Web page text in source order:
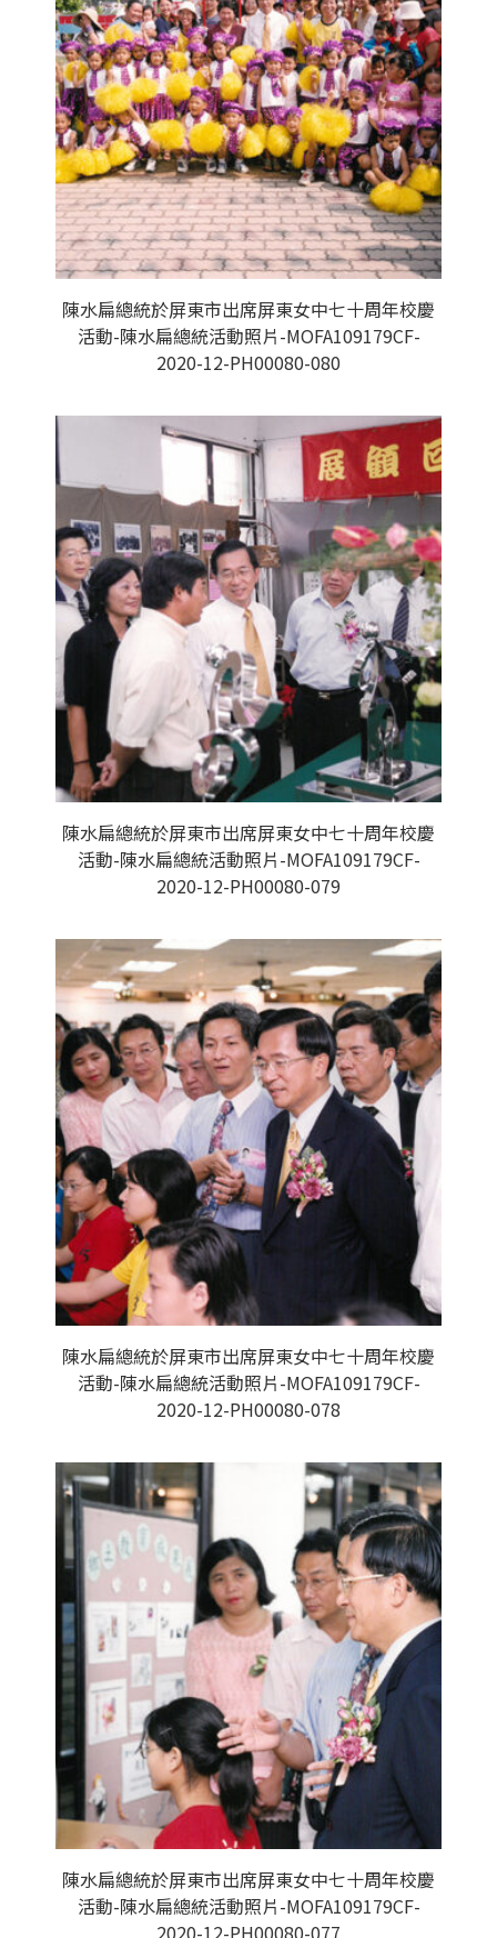
陳水扁總統於屏東市出席屏東女中七十周年校慶
活動-陳水扁總統活動照片-MOFA109179CF-
2020-12-PH00080-080
陳水扁總統於屏東市出席屏東女中七十周年校慶
活動-陳水扁總統活動照片-MOFA109179CF-
2020-12-PH00080-079
陳水扁總統於屏東市出席屏東女中七十周年校慶
活動-陳水扁總統活動照片-MOFA109179CF-
2020-12-PH00080-078
陳水扁總統於屏東市出席屏東女中七十周年校慶
活動-陳水扁總統活動照片-MOFA109179CF-
2020-12-PH00080-077